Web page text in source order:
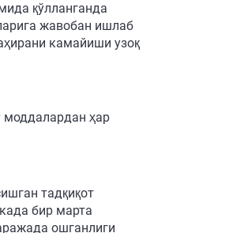
қўлланганда
жавобан ишлаб
камайиши узоқ
моддалардан ҳар
тадқиқот
бир марта
ошганлиги